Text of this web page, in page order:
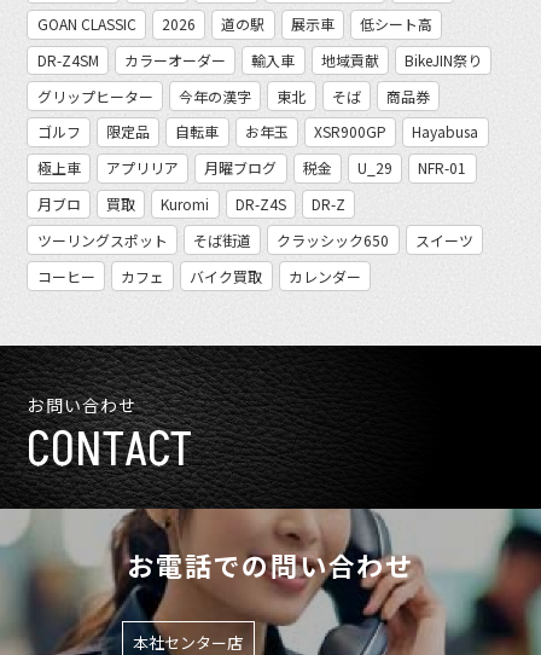
GOAN CLASSIC
2026 道の駅 展示車
低シート高
DR-Z4SM
カラーオーダー 輸入車 地域貢献
BikeJIN祭り
グリップヒーター
今年の漢字 東北 そば
商品券
ゴルフ
限定品 自転車 お年玉 XSR900GP
Hayabusa
極上車
アプリリア 月曜ブログ 税金 U_29
NFR-01
月ブロ
買取 Kuromi DR-Z4S
DR-Z
ツーリングスポット
そば街道 クラッシック650
スイーツ
コーヒー
カフェ バイク買取 カレンダー
お問い合わせ
CONTACT
お電話での問い合わせ
本社センター店